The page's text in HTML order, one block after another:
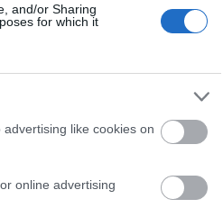
and/or Sharing
for which it
like cookies on
online advertising